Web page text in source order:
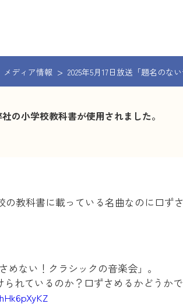
メディア情報 2025年5月17日放送「題名のな
の小学校教科書が使用されました。
教科書に載っている名曲なのに口
ない！クラシックの音楽会」。
れているのか？口ずさめるかどうか